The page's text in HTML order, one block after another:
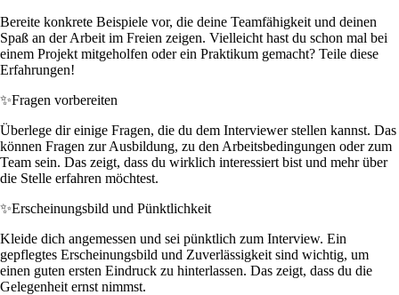
Bereite konkrete Beispiele vor, die deine Teamfähigkeit und deinen
Spaß an der Arbeit im Freien zeigen. Vielleicht hast du schon mal bei
einem Projekt mitgeholfen oder ein Praktikum gemacht? Teile diese
Erfahrungen!
✨Fragen vorbereiten
Überlege dir einige Fragen, die du dem Interviewer stellen kannst. Das
können Fragen zur Ausbildung, zu den Arbeitsbedingungen oder zum
Team sein. Das zeigt, dass du wirklich interessiert bist und mehr über
die Stelle erfahren möchtest.
✨Erscheinungsbild und Pünktlichkeit
Kleide dich angemessen und sei pünktlich zum Interview. Ein
gepflegtes Erscheinungsbild und Zuverlässigkeit sind wichtig, um
einen guten ersten Eindruck zu hinterlassen. Das zeigt, dass du die
Gelegenheit ernst nimmst.